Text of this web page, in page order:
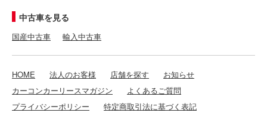
中古車を見る
国産中古車 輸入中古車
HOME 法人のお客様 店舗を探す
お知らせ
カーコンカーリースマガジン
よくあるご質問
プライバシーポリシー
特定商取引法に基づく表記